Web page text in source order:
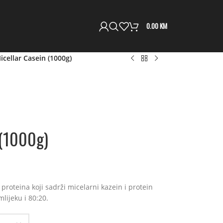
0.00KM
Casein (1000g)
koji sadrži micelarni kazein i protein
i 80:20.